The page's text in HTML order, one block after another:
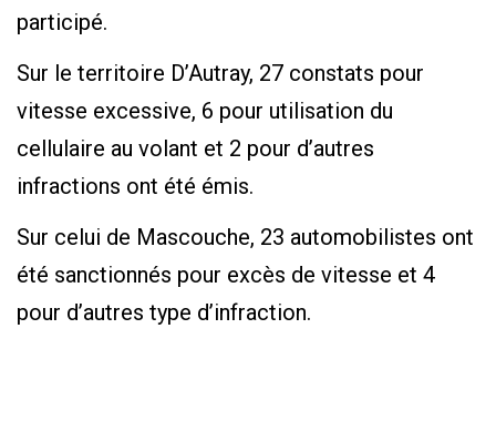
participé.
Sur le territoire D’Autray, 27 constats pour
vitesse excessive, 6 pour utilisation du
cellulaire au volant et 2 pour d’autres
infractions ont été émis.
Sur celui de Mascouche, 23 automobilistes ont
été sanctionnés pour excès de vitesse et 4
pour d’autres type d’infraction.